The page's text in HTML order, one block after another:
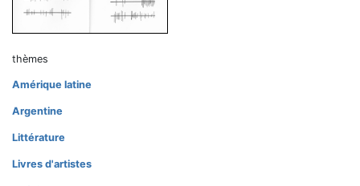
thèmes
Amérique latine
Argentine
Littérature
Livres d'artistes